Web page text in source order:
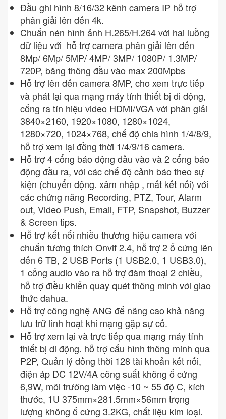
Đầu ghi hình 8/16/32 kênh camera IP hỗ trợ
phân giải lên đến 4k.
Chuẩn nén hình ảnh H.265/H.264 với hai luồng
dữ liệu với hỗ trợ camera phân giải lên đến
8Mp/ 6Mp/ 5MP/ 4MP/ 3MP/ 1080P/ 1.3MP/
720P, băng thông đầu vào max 200Mpbs
Hỗ trợ lên đến camera 8MP, cho xem trực tiếp
và phát lại qua mạng máy tính thiết bị di động,
cổng ra tín hiệu video HDMI/VGA với phân giải
3840×2160, 1920×1080, 1280×1024,
1280×720, 1024×768, chế độ chia hình 1/4/8/9,
hỗ trợ xem lại đồng thời 1/4/9/16 camera.
Hỗ trợ 4 cổng báo động đầu vào và 2 cổng báo
động đầu ra, với các chế độ cảnh báo theo sự
kiện (chuyển động. xâm nhập , mất kết nối) với
các chứng năng Recording, PTZ, Tour, Alarm
out, Video Push, Email, FTP, Snapshot, Buzzer
& Screen tips.
Hỗ trợ kết nối nhiều thương hiệu camera với
chuẩn tương thích Onvif 2.4, hỗ trợ 2 ổ cứng lên
đến 6 TB, 2 USB Ports (1 USB2.0, 1 USB3.0),
1 cổng audio vào ra hỗ trợ đàm thoại 2 chiều,
hỗ trợ điều khiển quay quét thông minh với giao
thức dahua.
Hỗ trợ công nghệ ANG để nâng cao khả năng
lưu trữ linh hoạt khi mạng gặp sự cố.
Hỗ trợ xem lại và trực tiếp qua mạng máy tính
thiết bị di động. hỗ trợ cấu hình thông minh qua
P2P, Quản lý đồng thời 128 tài khoản kết nối,
điện áp DC 12V/4A công suất không ổ cứng
6,9W, môi trường làm việc -10 ~ 55 độ C, kích
thước, 1U 375mm×281.5mm×56mm trọng
lượng không ổ cứng 3.2KG, chất liệu kim loại.